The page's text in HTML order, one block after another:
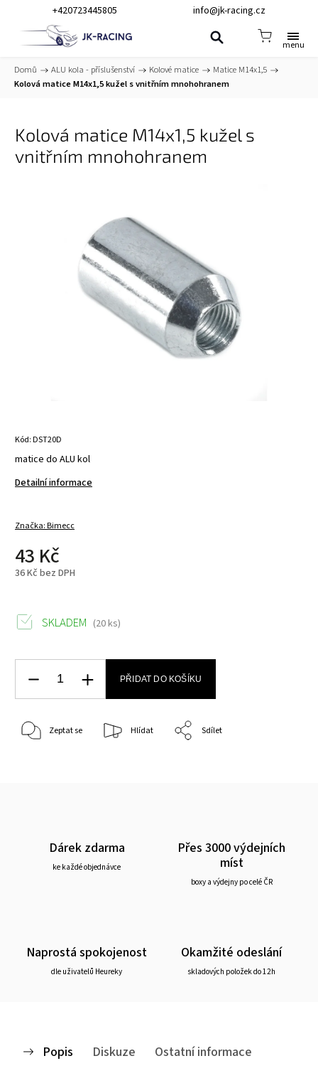
+420723445805 info@jk-racing.cz
Domů / ALU kola - příslušenství / Kolové matice / Matice M14x1,5 /
Kolová matice M14x1,5 kužel s vnitřním mnohohranem
Kolová matice M14x1,5 kužel s
vnitřním mnohohranem
Kód:DST20D
matice do ALU kol
Detailní informace
Značka:Bimecc
43 Kč
36 Kč bez DPH
SKLADEM (20 ks)
PŘIDAT DO KOŠÍKU
Zeptat se Hlídat Sdílet
Dárek zdarma
ke každé objednávce
Přes 3000 výdejních
míst
boxy a výdejny po celé ČR
Naprostá spokojenost
dle uživatelů Heureky
Okamžité odeslání
skladových položek do 12h
Popis Diskuze Ostatní informace